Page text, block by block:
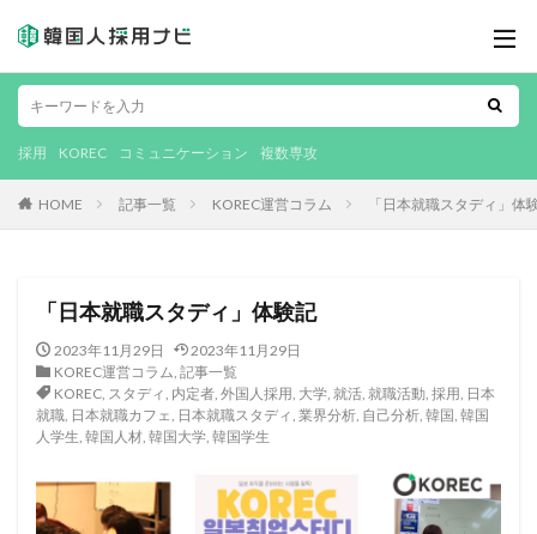
採用 KOREC コミュニケーション 複数専攻
HOME 記事一覧 KOREC運営コラム 「日本就職スタディ」体
「日本就職スタディ」体験記
2023年11月29日
2023年11月29日
KOREC運営コラム, 記事一覧
KOREC, スタディ, 内定者, 外国人採用, 大学, 就活, 就職活動, 採用, 日本
就職, 日本就職カフェ, 日本就職スタディ, 業界分析, 自己分析, 韓国, 韓国
人学生, 韓国人材, 韓国大学, 韓国学生